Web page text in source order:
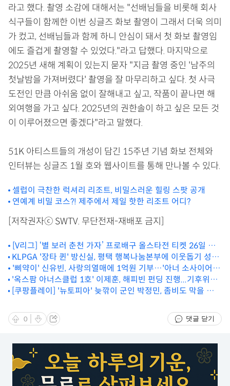
라고 했다. 촬영 소감에 대해서는 "선배님들을 비롯해 회사
식구들이 함께한 이번 싱글즈 화보 촬영이 그래서 더욱 의미
가 컸고, 선배님들과 함께 하니 안심이 돼서 첫 화보 촬영임
에도 즐겁게 촬영할 수 있었다."라고 답했다. 마지막으로
2025년 새해 계획이 있는지 묻자 "지금 촬영 중인 '남주의
첫날밤을 가져버렸다' 촬영을 잘 마무리하고 싶다. 첫 사극
도전인 만큼 아쉬움 없이 잘해내고 싶고, 작품이 끝나면 해
외여행을 가고 싶다. 2025년의 권한솔이 하고 싶은 모든 것
이 이루어졌으면 좋겠다"라고 말했다.
51K 아티스트들의 개성이 담긴 15주년 기념 화보 전체와
인터뷰는 싱글즈 1월 호와 웹사이트를 통해 만나볼 수 있다.
셀럽이 극찬한 럭셔리 리조트, 비밀스러운 힐링 스팟 공개
연예계 비밀 코스?! 제주에서 제일 핫한 리조트 어디?
[저작권자ⓒ SWTV. 무단전재-재배포 금지]
[V리그] ‘별 보러 춘천 가자’ 프로배구 올스타전 티켓 26일 오
픈
KLPGA '장타 퀸' 방신실, 평택 행복나눔본부에 이웃돕기 성금
1천만원 전달
'삐약이' 신유빈, 사랑의열매에 1억원 기부…'아너 소사이어
티' 가입
'옥스팜 아너스클럽 1호' 이제훈, 해피빈 펀딩 진행...기후위기
취약계층에 전액 기부
[쿠팡플레이] '뉴토피아' 늦깎이 군인 박정민, 좀비도 막을 수
0 댓글 닫기